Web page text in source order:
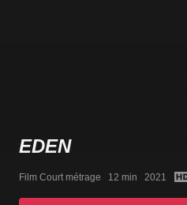
EDEN
Film Court métrage   12 min   2021